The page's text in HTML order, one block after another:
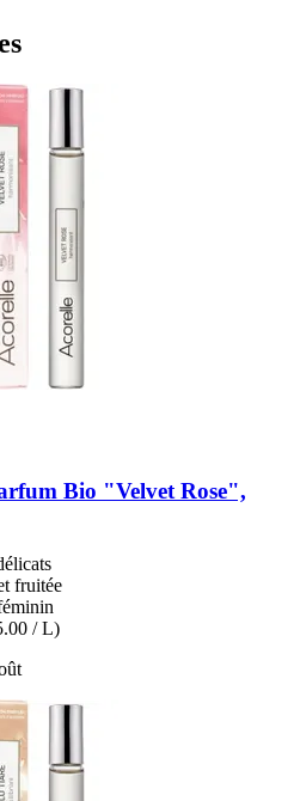
Bio "Velvet Rose",
fruitée
/ L)